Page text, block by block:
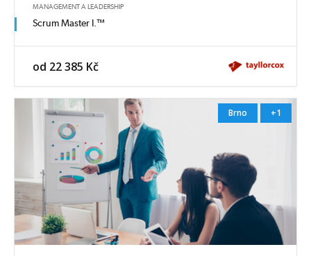
MANAGEMENT A LEADERSHIP
Scrum Master I.™
od 22 385 Kč
Brno +1